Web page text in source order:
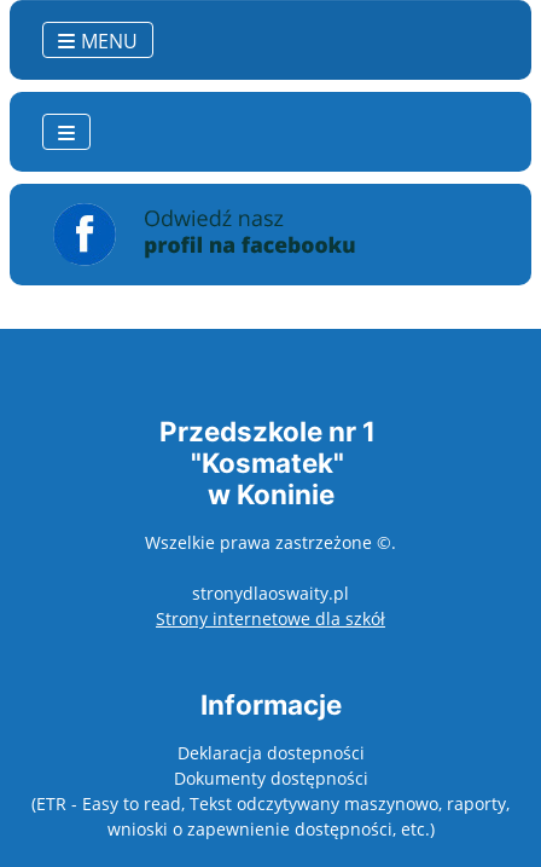
MENU
Przedszkole nr 1
"Kosmatek"
w Koninie
Wszelkie prawa zastrzeżone ©.
stronydlaoswaity.pl
Strony internetowe dla szkółotwiera się w
Informacje
Deklaracja dostepności
Dokumenty dostępności
(ETR - Easy to read, Tekst odczytywany maszynowo, raporty,
wnioski o zapewnienie dostępności, etc.)